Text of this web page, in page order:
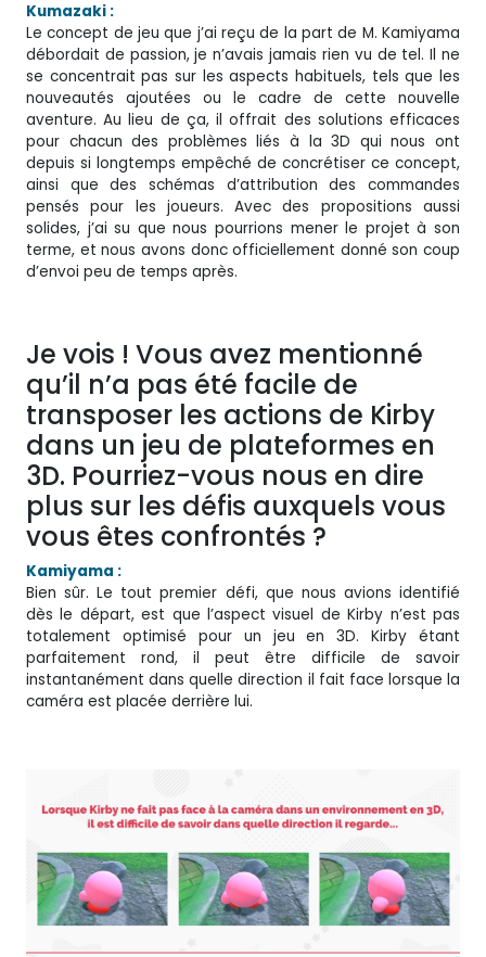
Kumazaki :
Le concept de jeu que j’ai reçu de la part de M. Kamiyama
débordait de passion, je n’avais jamais rien vu de tel. Il ne
se concentrait pas sur les aspects habituels, tels que les
nouveautés ajoutées ou le cadre de cette nouvelle
aventure. Au lieu de ça, il offrait des solutions efficaces
pour chacun des problèmes liés à la 3D qui nous ont
depuis si longtemps empêché de concrétiser ce concept,
ainsi que des schémas d’attribution des commandes
pensés pour les joueurs. Avec des propositions aussi
solides, j’ai su que nous pourrions mener le projet à son
terme, et nous avons donc officiellement donné son coup
d’envoi peu de temps après.
Je vois ! Vous avez mentionné
qu’il n’a pas été facile de
transposer les actions de Kirby
dans un jeu de plateformes en
3D. Pourriez-vous nous en dire
plus sur les défis auxquels vous
vous êtes confrontés ?
Kamiyama :
Bien sûr. Le tout premier défi, que nous avions identifié
dès le départ, est que l’aspect visuel de Kirby n’est pas
totalement optimisé pour un jeu en 3D. Kirby étant
parfaitement rond, il peut être difficile de savoir
instantanément dans quelle direction il fait face lorsque la
caméra est placée derrière lui.